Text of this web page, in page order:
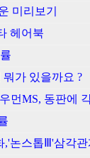
미리보기
헤어북
가 있을까요 ?
먼MS, 동판에
논스톱Ⅲ'삼각관